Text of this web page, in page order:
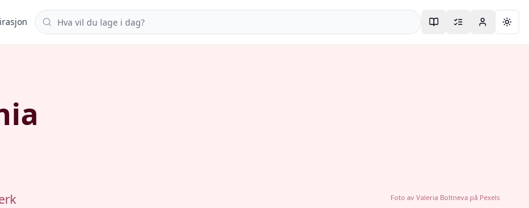
Søk i oppskrifter
Foto av Valeria Boltnevapå Pexels